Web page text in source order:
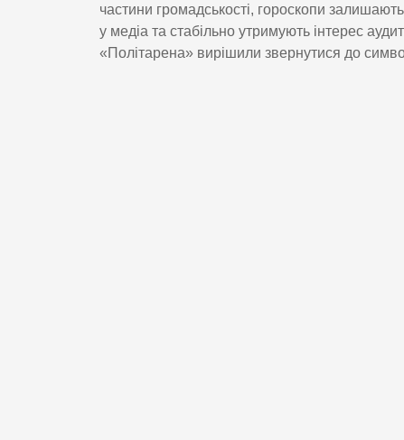
частини громадськості, гороскопи
у медіа та стабільно утримують інтерес
«Політарена» вирішили звернутися до